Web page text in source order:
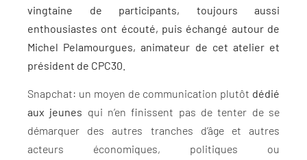
vingtaine de participants, toujours aussi
enthousiastes ont écouté, puis échangé autour de
Michel Pelamourgues, animateur de cet atelier et
président de CPC30.
Snapchat: un moyen de communication plutôt dédié
aux jeunes qui n’en finissent pas de tenter de se
démarquer des autres tranches d’âge et autres
acteurs économiques, politiques ou